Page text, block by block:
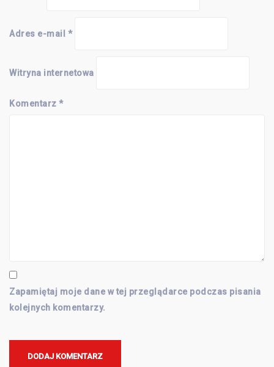
Adres e-mail *
Witryna internetowa
Komentarz *
Zapamiętaj moje dane w tej przeglądarce podczas pisania
kolejnych komentarzy.